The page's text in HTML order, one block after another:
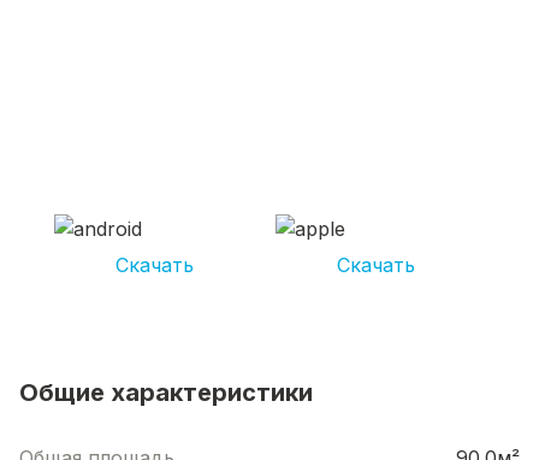
Скачать Скачать
Общие характеристики